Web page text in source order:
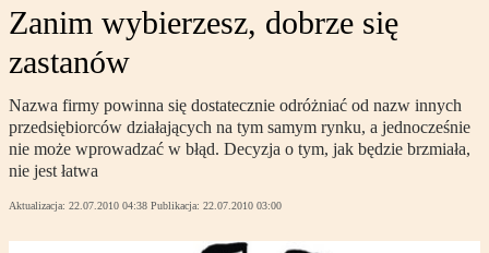
Zanim wybierzesz, dobrze się
zastanów
Nazwa firmy powinna się dostatecznie odróżniać od nazw innych
przedsiębiorców działających na tym samym rynku, a jednocześnie
nie może wprowadzać w błąd. Decyzja o tym, jak będzie brzmiała,
nie jest łatwa
Aktualizacja: 22.07.2010 04:38 Publikacja: 22.07.2010 03:00